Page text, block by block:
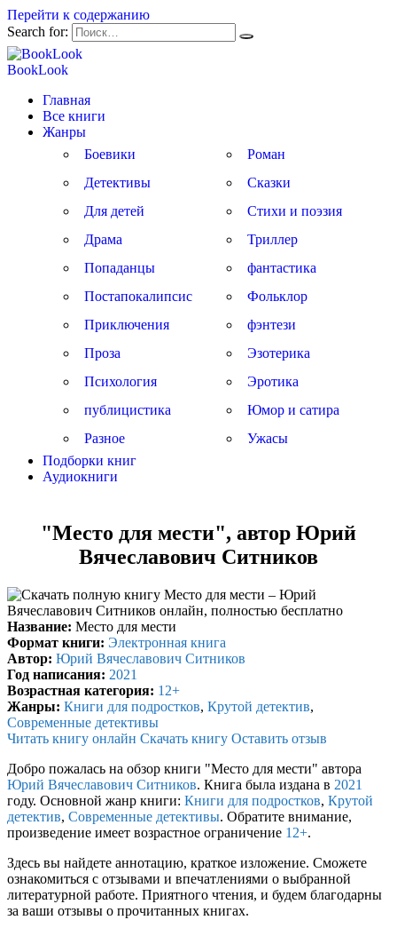
Перейти к содержанию
Search for:
BookLook
Главная
Все книги
Жанры
Боевики
Детективы
Для детей
Драма
Попаданцы
Постапокалипсис
Приключения
Проза
Психология
публицистика
Разное
Роман
Сказки
Стихи и поэзия
Триллер
фантастика
Фольклор
фэнтези
Эзотерика
Эротика
Юмор и сатира
Ужасы
Подборки книг
Аудиокниги
"Место для мести", автор Юрий
Вячеславович Ситников
Название: Место для мести
Формат книги: Электронная книга
Автор: Юрий Вячеславович Ситников
Год написания: 2021
Возрастная категория: 12+
Жанры: Книги для подростков, Крутой детектив,
Современные детективы
Читать книгу онлайн Скачать книгу Оставить отзыв
Добро пожалась на обзор книги "Место для мести" автора
Юрий Вячеславович Ситников. Книга была издана в 2021
году. Основной жанр книги: Книги для подростков, Крутой
детектив, Современные детективы. Обратите внимание,
произведение имеет возрастное ограничение 12+.
Здесь вы найдете аннотацию, краткое изложение. Сможете
ознакомиться с отзывами и впечатлениями о выбранной
литературной работе. Приятного чтения, и будем благодарны
за ваши отзывы о прочитанных книгах.